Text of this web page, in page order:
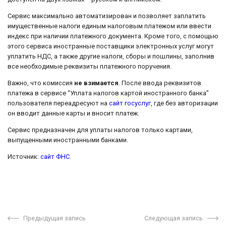
Сервис максимально автоматизирован и позволяет заплатить
имущественные налоги единым налоговым платежом или ввести
индекс при наличии платежного документа. Кроме того, с помощью
этого сервиса иностранные поставщики электронных услуг могут
уплатить НДС, а также другие налоги, сборы и пошлины, заполнив
все необходимые реквизиты платежного поручения.
Важно, что комиссия не взимается . После ввода реквизитов
платежа в сервисе “Уплата налогов картой иностранного банка”
пользователя переадресуют на сайт госуслуг, где без авторизации
он вводит данные карты и вносит платеж.
Сервис предназначен для уплаты налогов только картами,
выпущенными иностранными банками.
Источник: сайт ФНС
Предыдущая запись Следующая запись